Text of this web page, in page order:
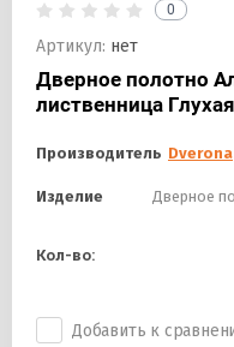
0
Артикул: нет
Дверное полотно
лиственница
Производитель Dverona
Изделие Дверное
Кол-во:
Добавить к